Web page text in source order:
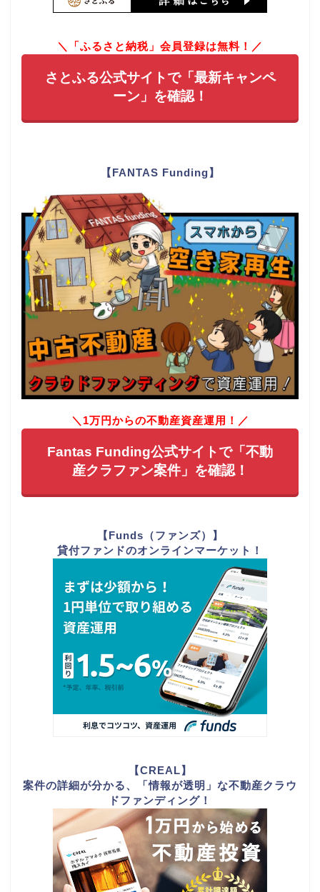
＼「ふるさと納税」会員登録は無料！／
さとふる公式サイトで「最新キャンペ
ーン」を確認！
【FANTAS Funding】
＼1万円からの不動産資産運用！／
Fantas Funding公式サイトで「不動
産クラファン案件」を確認！
【Funds（ファンズ）】
貸付ファンドのオンラインマーケット！
【CREAL】
案件の詳細が分かる、「情報が透明」な不動産クラウ
ドファンディング！